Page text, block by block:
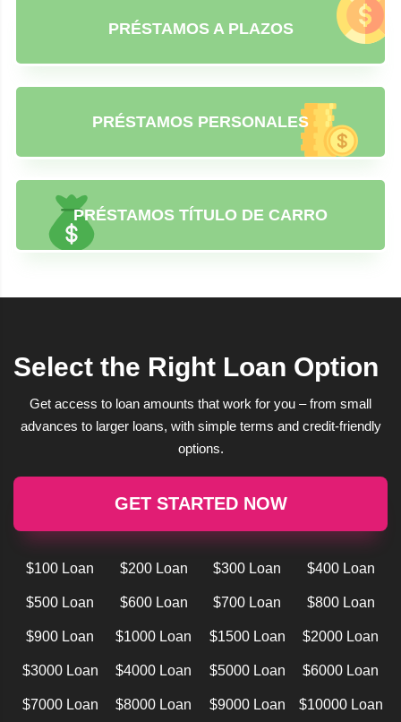
PRÉSTAMOS A PLAZOS
PRÉSTAMOS PERSONALES
PRÉSTAMOS TÍTULO DE CARRO
Select the Right Loan Option
Get access to loan amounts that work for you – from small
advances to larger loans, with simple terms and credit-friendly
options.
GET STARTED NOW
$100 Loan $200 Loan $300 Loan $400 Loan
$500 Loan $600 Loan $700 Loan $800 Loan
$900 Loan $1000 Loan $1500 Loan $2000 Loan
$3000 Loan $4000 Loan $5000 Loan $6000 Loan
$7000 Loan $8000 Loan $9000 Loan $10000 Loan